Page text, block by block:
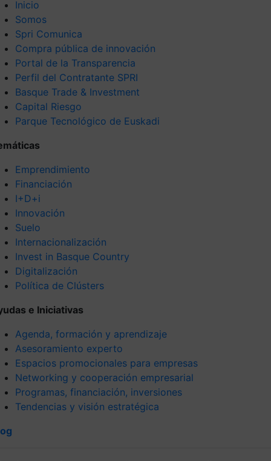
Inicio
Somos
Spri Comunica
Compra pública de innovación
Portal de la Transparencia
Perfil del Contratante SPRI
Basque Trade & Investment
Capital Riesgo
Parque Tecnológico de Euskadi
Emprendimiento
Financiación
I+D+i
Innovación
Suelo
Internacionalización
Invest in Basque Country
Digitalización
Política de Clústers
e Iniciativas
Agenda, formación y aprendizaje
Asesoramiento experto
Espacios promocionales para empresas
Networking y cooperación empresarial
Programas, financiación, inversiones
Tendencias y visión estratégica